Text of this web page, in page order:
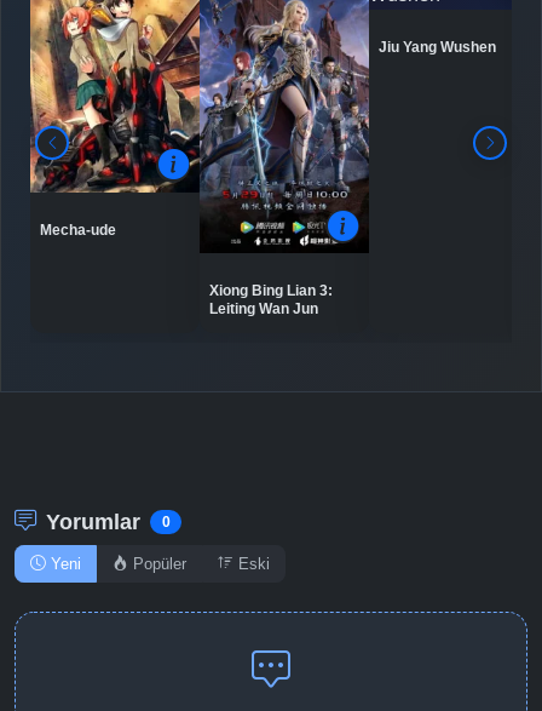
Bölüm No: 8 Detaylar
Bölüm No: 9 Detaylar İzle
Detaylar
Mecha-ude
Xiong Bing Lian 3:
Leiting Wan Jun
Jiu Yang Wushen
Yorumlar 0
Yeni Popüler Eski